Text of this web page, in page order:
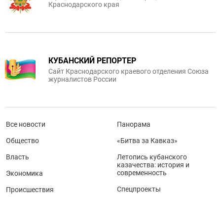
Краснодарского края
КУБАНСКИЙ РЕПОРТЕР
Сайт Краснодарского краевого отделения Союза
журналистов России
Все новости
Общество
Власть
Экономика
Происшествия
Панорама
«Битва за Кавказ»
Летопись кубанского
казачества: история и
современность
Спецпроекты